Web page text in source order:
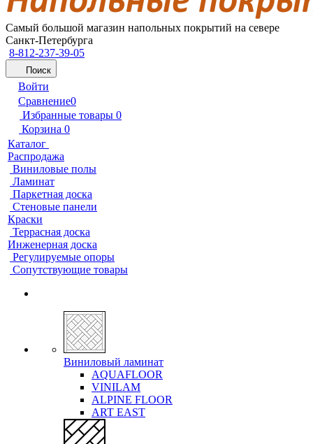
Самый большой магазин напольных покрытий на севере
Санкт-Петербурга
8-812-237-39-05
Поиск
Войти
Сравнение0
Избранные товары 0
Корзина 0
Каталог
Распродажа
Виниловые полы
Ламинат
Паркетная доска
Стеновые панели
Краски
Террасная доска
Инженерная доска
Регулируемые опоры
Сопутствующие товары
Виниловый ламинат
AQUAFLOOR
VINILAM
ALPINE FLOOR
ART EAST